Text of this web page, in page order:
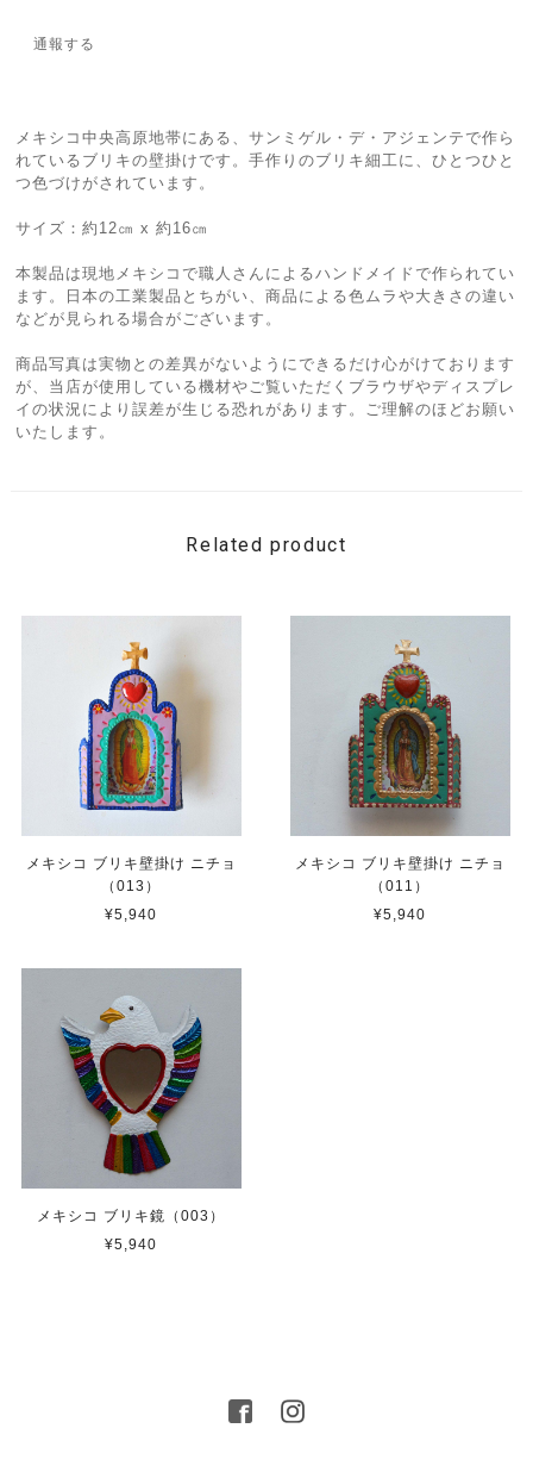
通報する
メキシコ中央高原地帯にある、サンミゲル・デ・アジェンテで作ら
れているブリキの壁掛けです。手作りのブリキ細工に、ひとつひと
つ色づけがされています。
サイズ：約12㎝ x 約16㎝
本製品は現地メキシコで職人さんによるハンドメイドで作られてい
ます。日本の工業製品とちがい、商品による色ムラや大きさの違い
などが見られる場合がございます。
商品写真は実物との差異がないようにできるだけ心がけております
が、当店が使用している機材やご覧いただくブラウザやディスプレ
イの状況により誤差が生じる恐れがあります。ご理解のほどお願い
いたします。
Related product
メキシコ ブリキ壁掛け ニチョ
（013）
¥5,940
メキシコ ブリキ壁掛け ニチョ
（011）
¥5,940
メキシコ ブリキ鏡（003）
¥5,940